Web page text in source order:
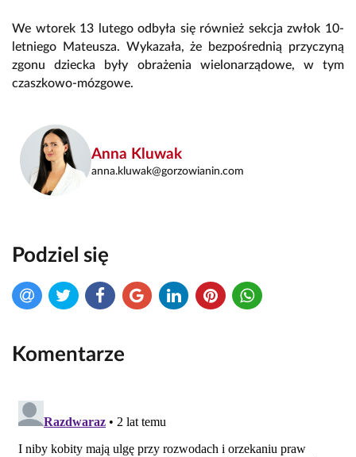
We wtorek 13 lutego odbyła się również sekcja zwłok 10-
letniego Mateusza. Wykazała, że bezpośrednią przyczyną
zgonu dziecka były obrażenia wielonarządowe, w tym
czaszkowo-mózgowe.
Anna Kluwak
anna.kluwak@gorzowianin.com
Podziel się
Komentarze